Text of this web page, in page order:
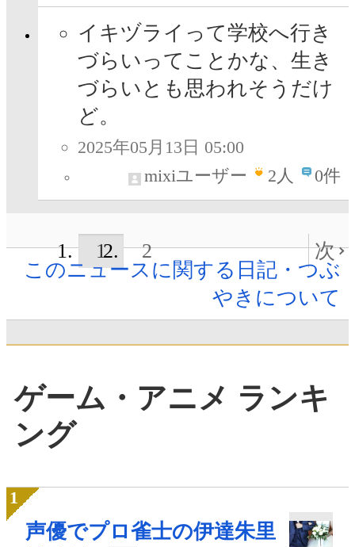
イキヅライって学校へ行き
づらいってことかな、生き
づらいとも思われそうだけ
ど。
2025年05月13日 05:00
mixiユーザー
2人 0件
1 2
次
このニュースに関する日記・つぶ
やきについて
ゲーム・アニメ ランキ
ング
声優でプロ雀士の伊達朱里